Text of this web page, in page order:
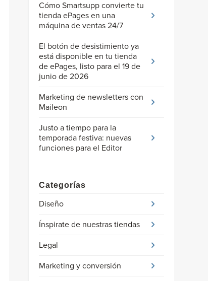
Cómo Smartsupp convierte tu
tienda ePages en una
máquina de ventas 24/7
El botón de desistimiento ya
está disponible en tu tienda
de ePages, listo para el 19 de
junio de 2026
Marketing de newsletters con
Maileon
Justo a tiempo para la
temporada festiva: nuevas
funciones para el Editor
Categorías
Diseño
Ínspirate de nuestras tiendas
Legal
Marketing y conversión